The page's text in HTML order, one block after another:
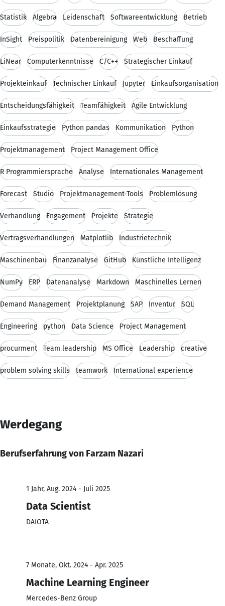
Statistik Algebra Leidenschaft Softwareentwicklung Betrieb
InSight Preispolitik Datenbereinigung Web Beschaffung
LiNear Computerkenntnisse C/C++ Strategischer Einkauf
Projekteinkauf Technischer Einkauf Jupyter Einkaufsorganisation
Entscheidungsfähigkeit Teamfähigkeit Agile Entwicklung
Einkaufsstrategie Python pandas Kommunikation Python
Projektmanagement Project Management Office
R Programmiersprache Analyse Internationales Management
Forecast Studio Projektmanagement-Tools Problemlösung
Verhandlung Engagement Projekte Strategie
Vertragsverhandlungen Matplotlib Industrietechnik
Maschinenbau Finanzanalyse GitHub Künstliche Intelligenz
NumPy ERP Datenanalyse Markdown Maschinelles Lernen
Demand Management Projektplanung SAP Inventur SQL
Engineering python Data Science Project Management
procurment Team leadership MS Office Leadership creative
problem solving skills teamwork International experience
Werdegang
Berufserfahrung von Farzam Nazari
1 Jahr, Aug. 2024 - Juli 2025
Data Scientist
DAIOTA
7 Monate, Okt. 2024 - Apr. 2025
Machine Learning Engineer
Mercedes-Benz Group